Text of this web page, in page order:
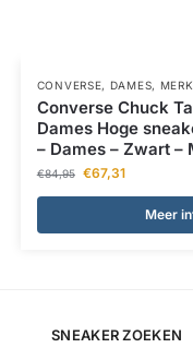
CONVERSE, DAMES,
Converse Chuck
Dames Hoge
– Dames – Zwart –
€84,95 €67,31
Meer
SNEAKER ZOEKEN